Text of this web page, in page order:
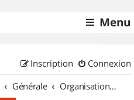
Menu
Connexion
Inscription
Générale Organisation de sorties & Recherche de partenaires